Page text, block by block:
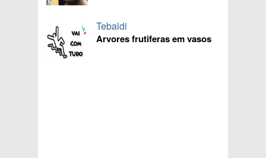
Tebaldi
Arvores frutiferas em vasos